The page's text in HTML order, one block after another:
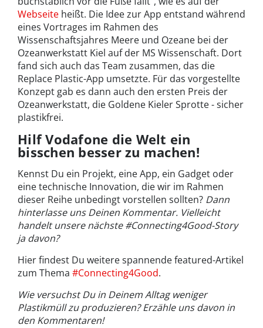
Webseite heißt. Die Idee zur App entstand während
eines Vortrages im Rahmen des
Wissenschaftsjahres Meere und Ozeane bei der
Ozeanwerkstatt Kiel auf der MS Wissenschaft. Dort
fand sich auch das Team zusammen, das die
Replace Plastic-App umsetzte. Für das vorgestellte
Konzept gab es dann auch den ersten Preis der
Ozeanwerkstatt, die Goldene Kieler Sprotte - sicher
plastikfrei.
Hilf Vodafone die Welt ein
bisschen besser zu machen!
Kennst Du ein Projekt, eine App, ein Gadget oder
eine technische Innovation, die wir im Rahmen
dieser Reihe unbedingt vorstellen sollten? Dann
hinterlasse uns Deinen Kommentar. Vielleicht
handelt unsere nächste #Connecting4Good-Story
ja davon?
Hier findest Du weitere spannende featured-Artikel
zum Thema #Connecting4Good.
Wie versuchst Du in Deinem Alltag weniger
Plastikmüll zu produzieren? Erzähle uns davon in
den Kommentaren!